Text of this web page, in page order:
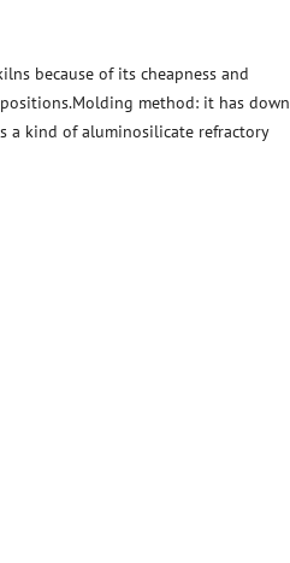
because of its cheapness and
method: it has down
a kind of aluminosilicate refractory